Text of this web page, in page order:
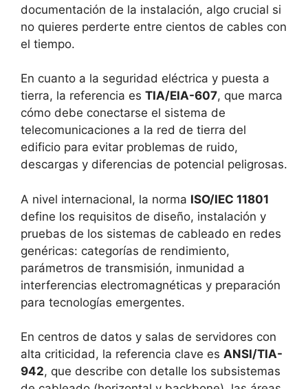
documentación de la instalación, algo crucial si
no quieres perderte entre cientos de cables con
el tiempo.
En cuanto a la seguridad eléctrica y puesta a
tierra, la referencia es TIA/EIA-607, que marca
cómo debe conectarse el sistema de
telecomunicaciones a la red de tierra del
edificio para evitar problemas de ruido,
descargas y diferencias de potencial peligrosas.
A nivel internacional, la norma ISO/IEC 11801
define los requisitos de diseño, instalación y
pruebas de los sistemas de cableado en redes
genéricas: categorías de rendimiento,
parámetros de transmisión, inmunidad a
interferencias electromagnéticas y preparación
para tecnologías emergentes.
En centros de datos y salas de servidores con
alta criticidad, la referencia clave es ANSI/TIA-
942, que describe con detalle los subsistemas